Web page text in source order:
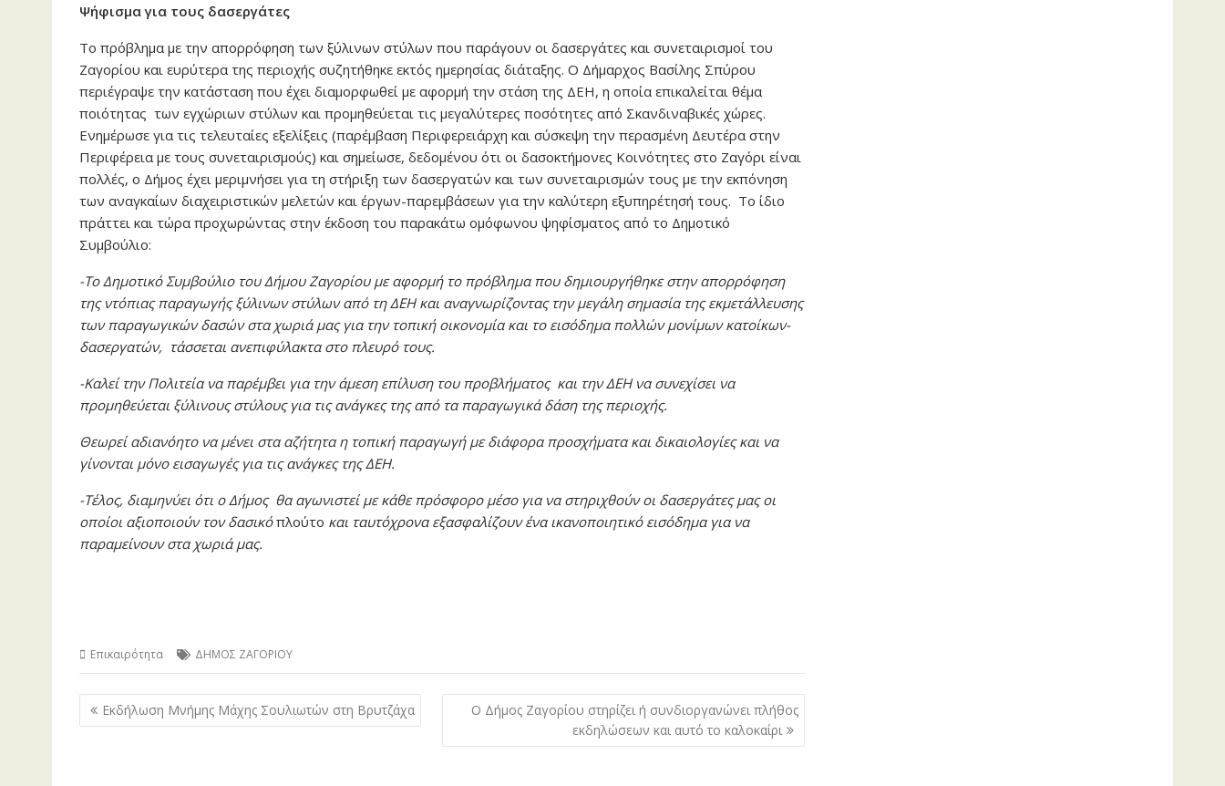
Ψήφισμα για τους δασεργάτες
Το πρόβλημα με την απορρόφηση των ξύλινων στύλων που παράγουν οι δασεργάτες και συνεταιρισμοί του
Ζαγορίου και ευρύτερα της περιοχής συζητήθηκε εκτός ημερησίας διάταξης. Ο Δήμαρχος Βασίλης Σπύρου
περιέγραψε την κατάσταση που έχει διαμορφωθεί με αφορμή την στάση της ΔΕΗ, η οποία επικαλείται θέμα
ποιότητας των εγχώριων στύλων και προμηθεύεται τις μεγαλύτερες ποσότητες από Σκανδιναβικές χώρες.
Ενημέρωσε για τις τελευταίες εξελίξεις (παρέμβαση Περιφερειάρχη και σύσκεψη την περασμένη Δευτέρα στην
Περιφέρεια με τους συνεταιρισμούς) και σημείωσε, δεδομένου ότι οι δασοκτήμονες Κοινότητες στο Ζαγόρι είναι
πολλές, ο Δήμος έχει μεριμνήσει για τη στήριξη των δασεργατών και των συνεταιρισμών τους με την εκπόνηση
των αναγκαίων διαχειριστικών μελετών και έργων-παρεμβάσεων για την καλύτερη εξυπηρέτησή τους. Το ίδιο
πράττει και τώρα προχωρώντας στην έκδοση του παρακάτω ομόφωνου ψηφίσματος από το Δημοτικό
Συμβούλιο:
-Το Δημοτικό Συμβούλιο του Δήμου Ζαγορίου με αφορμή το πρόβλημα που δημιουργήθηκε στην απορρόφηση
της ντόπιας παραγωγής ξύλινων στύλων από τη ΔΕΗ και αναγνωρίζοντας την μεγάλη σημασία της εκμετάλλευσης
των παραγωγικών δασών στα χωριά μας για την τοπική οικονομία και το εισόδημα πολλών μονίμων κατοίκων-
δασεργατών, τάσσεται ανεπιφύλακτα στο πλευρό τους.
-Καλεί την Πολιτεία να παρέμβει για την άμεση επίλυση του προβλήματος και την ΔΕΗ να συνεχίσει να
προμηθεύεται ξύλινους στύλους για τις ανάγκες της από τα παραγωγικά δάση της περιοχής.
Θεωρεί αδιανόητο να μένει στα αζήτητα η τοπική παραγωγή με διάφορα προσχήματα και δικαιολογίες και να
γίνονται μόνο εισαγωγές για τις ανάγκες της ΔΕΗ.
-Τέλος, διαμηνύει ότι ο Δήμος θα αγωνιστεί με κάθε πρόσφορο μέσο για να στηριχθούν οι δασεργάτες μας οι
οποίοι αξιοποιούν τον δασικόπλούτο και ταυτόχρονα εξασφαλίζουν ένα ικανοποιητικό εισόδημα για να
παραμείνουν στα χωριά μας.
Επικαιρότητα ΔΗΜΟΣ ΖΑΓΟΡΙΟΥ
Πλοήγηση
άρθρων
Εκδήλωση Μνήμης Μάχης Σουλιωτών στη Βρυτζάχα
Ο Δήμος Ζαγορίου στηρίζει ή συνδιοργανώνει πλήθος
εκδηλώσεων και αυτό το καλοκαίρι